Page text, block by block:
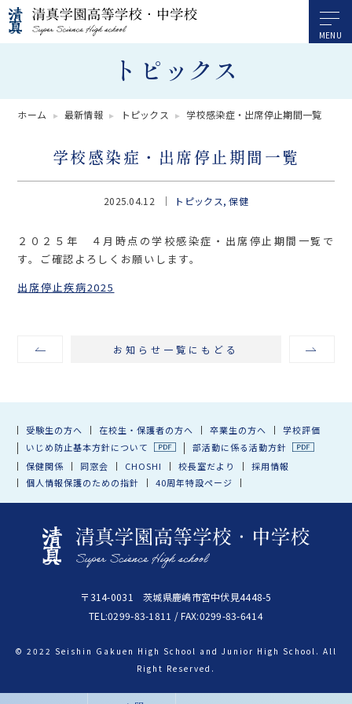
トピックス
ホーム 最新情報 トピックス 学校感染症・出席停止期間一覧
学校感染症・出席停止期間一覧
2025.04.12 トピックス 保健
２０２５年 ４月時点の学校感染症・出席停止期間一覧で
す。ご確認よろしくお願いします。
出席停止疾病2025
お知らせ一覧にもどる
受験生の方へ 在校生・保護者の方へ 卒業生の方へ
学校評価
いじめ防止基本方針について
部活動に係る活動方針
保健関係
同窓会 CHOSHI 校長室だより
採用情報
個人情報保護のための指針
40周年特設ページ
〒314-0031 茨城県鹿嶋市宮中伏見4448-5
TEL:0299-83-1811 / FAX:0299-83-6414
© 2022 Seishin Gakuen High School and Junior High School. All
Right Reserved.